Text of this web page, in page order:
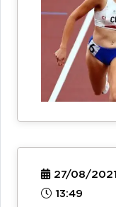
27/08/2021
13:49